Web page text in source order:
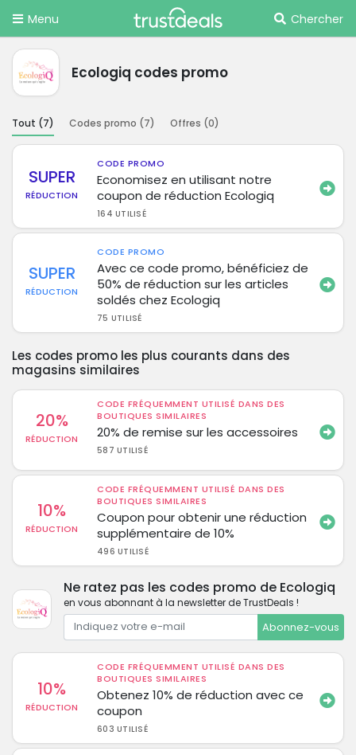
Menu Chercher
Ecologiq codes promo
Tout (7) Codes promo (7) Offres (0)
SUPER
RÉDUCTION
CODE PROMO
Economisez en utilisant notre
coupon de réduction Ecologiq
164 UTILISÉ
SUPER
RÉDUCTION
CODE PROMO
Avec ce code promo, bénéficiez de
50% de réduction sur les articles
soldés chez Ecologiq
75 UTILISÉ
Les codes promo les plus courants dans des
magasins similaires
20%
RÉDUCTION
CODE FRÉQUEMMENT UTILISÉ DANS DES
BOUTIQUES SIMILAIRES
20% de remise sur les accessoires
587 UTILISÉ
10%
RÉDUCTION
CODE FRÉQUEMMENT UTILISÉ DANS DES
BOUTIQUES SIMILAIRES
Coupon pour obtenir une réduction
supplémentaire de 10%
496 UTILISÉ
Ne ratez pas les codes promo de Ecologiq
en vous abonnant à la newsletter de TrustDeals !
Abonnez-vous
10%
RÉDUCTION
CODE FRÉQUEMMENT UTILISÉ DANS DES
BOUTIQUES SIMILAIRES
Obtenez 10% de réduction avec ce
coupon
603 UTILISÉ